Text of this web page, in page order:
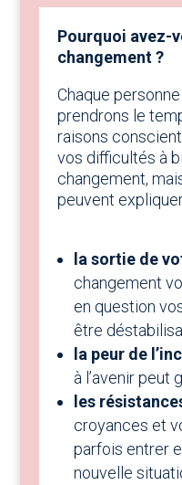
Pourquoi avez-
changement ?
Chaque
prendrons le
raisons
vos difficultés à
changement,
peuvent
la sortie de
changement
en question
être
la peur de
à l’avenir peut
les
croyances et
parfois entrer
nouvelle